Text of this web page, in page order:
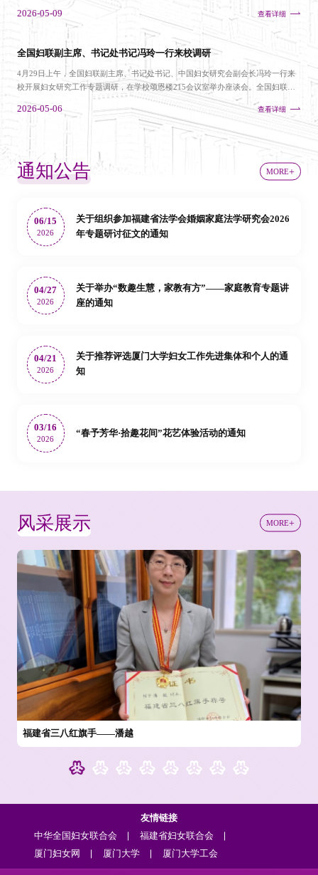
委会、校工会主办，医学院妇委会承办的“数趣生慧，家教有方”家庭教育专题讲
座，于2026年5月7日中午在医学院成义楼102会议室顺利举行，70余名教职工参加
本次讲座。校妇委会主任、校工会副主席陈小芬出席活动，讲座由医学院妇委会主
任李文君主持。本次讲座特邀原厦门市教育局副局长、...
2026-05-09 查看详细
全国妇联副主席、书记处书记冯玲一行来校调研
4月29日上午，全国妇联副主席、书记处书记、中国妇女研究会副会长冯玲一行来
校开展妇女研究工作专题调研，在学校颂恩楼215会议室举办座谈会。全国妇联妇
女研究所所长、中国妇女研究会秘书长郭晔，全国妇联妇女研究所副所长、中国妇
女研究会副秘书长张永英，福建省妇联党组书记、主席林叶萍，厦门市妇联党组书
记、主席林进春，厦门大学党委副书记、工会主席、妇女/性别研究与培训基地（以
下简称“基地”）主任孙理出席座谈会。校工会常务副主席、...
2026-05-06 查看详细
通知公告 MORE
06/15
2026
关于组织参加福建省法学会婚姻家庭法学研究会2026
年专题研讨征文的通知
04/27
2026
关于举办“数趣生慧，家教有方”——家庭教育专题讲
座的通知
04/21
2026
关于推荐评选厦门大学妇女工作先进集体和个人的通
知
03/16
2026
“春予芳华·拾趣花间”花艺体验活动的通知
风采展示 MORE
福建省三八红旗手——潘越
友情链接
中华全国妇女联合会
福建省妇女联合会
厦门妇女网
厦门大学 厦门大学工会